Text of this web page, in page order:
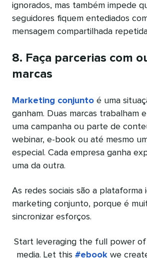
ignorados, mas também impede
seguidores fiquem entediados
mensagem compartilhada
8. Faça parcerias com
marcas
Marketing conjunto é uma
ganham. Duas marcas trabalham
uma campanha ou parte de
webinar, e-book ou até mesmo
especial. Cada empresa ganha
uma da outra.
As redes sociais são a plataforma
marketing conjunto, porque é
sincronizar esforços.
Start leveraging the full power of
media. Let this #ebookwe